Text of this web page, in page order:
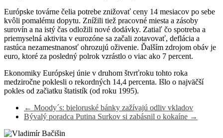
Európske továrne čelia potrebe znižovať ceny 14 mesiacov po sebe
kvôli pomalému dopytu. Znížili tiež pracovné miesta a zásoby
surovín a na istý čas odložili nové dodávky. Zatiaľ čo spotreba a
priemyselná aktivita v eurozóne sa začali zotavovať, deflácia a
rastúca nezamestnanosť ohrozujú oživenie. Ďalším zdrojom obáv je
euro, ktoré za posledný polrok vzrástlo o viac ako 7 percent.
Ekonomiky Európskej únie v druhom štvrťroku tohto roka
medziročne poklesli o rekordných 14,4 percenta. Išlo o najväčší
pokles od začiatku štatistík (od roku 1995).
← Moody´s: bieloruské bánky zažívajú odliv vkladov
Bývalý poradca Putina Surkov si zabásnil o kokaíne →